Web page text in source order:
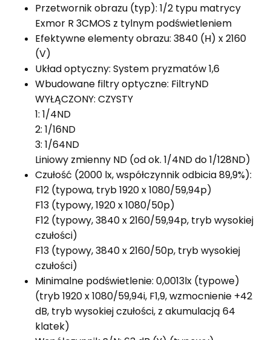
Przetwornik obrazu (typ): 1/2 typu matrycy
Exmor R 3CMOS z tylnym podświetleniem
Efektywne elementy obrazu: 3840 (H) x 2160
(V)
Układ optyczny: System pryzmatów 1,6
Wbudowane filtry optyczne: FiltryND
WYŁĄCZONY: CZYSTY
1: 1/4ND
2: 1/16ND
3: 1/64ND
Liniowy zmienny ND (od ok. 1/4ND do 1/128ND)
Czułość (2000 lx, współczynnik odbicia 89,9%):
F12 (typowa, tryb 1920 x 1080/59,94p)
F13 (typowy, 1920 x 1080/50p)
F12 (typowy, 3840 x 2160/59,94p, tryb wysokiej
czułości)
F13 (typowy, 3840 x 2160/50p, tryb wysokiej
czułości)
Minimalne podświetlenie: 0,0013lx (typowe)
(tryb 1920 x 1080/59,94i, F1,9, wzmocnienie +42
dB, tryb wysokiej czułości, z akumulacją 64
klatek)